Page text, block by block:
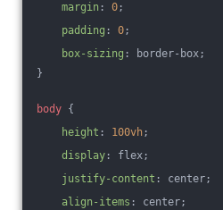
margin : 0;
padding : 0;
box-sizing : border-box;
}
body {
height : 100vh;
display : flex;
justify-content : center;
align-items : center;